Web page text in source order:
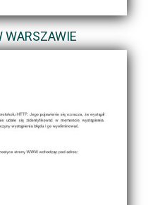
WARSZAWIE